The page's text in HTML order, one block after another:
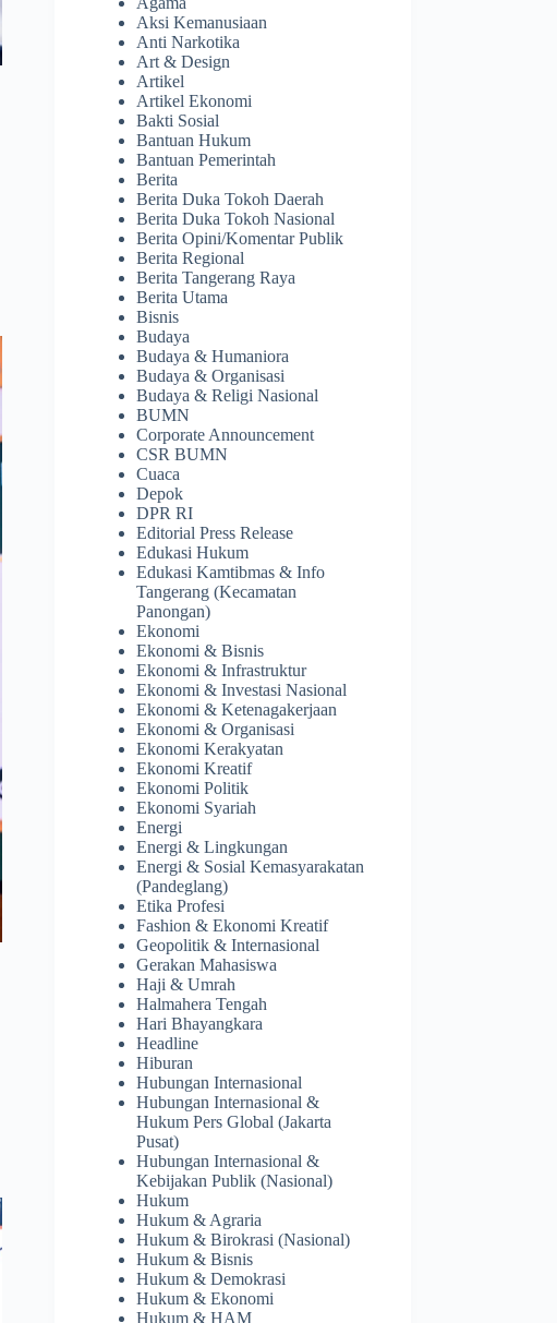
Aksi Kemanusiaan
Anti Narkotika
Art & Design
Artikel
Artikel Ekonomi
Bakti Sosial
Bantuan Hukum
Bantuan Pemerintah
Berita
Berita Duka Tokoh Daerah
Berita Duka Tokoh Nasional
Berita Opini/Komentar Publik
Berita Regional
Berita Tangerang Raya
Berita Utama
Bisnis
Budaya
Budaya & Humaniora
Budaya & Organisasi
Budaya & Religi Nasional
BUMN
Corporate Announcement
CSR BUMN
Cuaca
Depok
DPR RI
Editorial Press Release
Edukasi Hukum
Edukasi Kamtibmas & Info
Tangerang (Kecamatan
Panongan)
Ekonomi
Ekonomi & Bisnis
Ekonomi & Infrastruktur
Ekonomi & Investasi Nasional
Ekonomi & Ketenagakerjaan
Ekonomi & Organisasi
Ekonomi Kerakyatan
Ekonomi Kreatif
Ekonomi Politik
Ekonomi Syariah
Energi
Energi & Lingkungan
Energi & Sosial Kemasyarakatan
(Pandeglang)
Etika Profesi
Fashion & Ekonomi Kreatif
Geopolitik & Internasional
Gerakan Mahasiswa
Haji & Umrah
Halmahera Tengah
Hari Bhayangkara
Headline
Hiburan
Hubungan Internasional
Hubungan Internasional &
Hukum Pers Global (Jakarta
Pusat)
Hubungan Internasional &
Kebijakan Publik (Nasional)
Hukum
Hukum & Agraria
Hukum & Birokrasi (Nasional)
Hukum & Bisnis
Hukum & Demokrasi
Hukum & Ekonomi
Hukum & HAM